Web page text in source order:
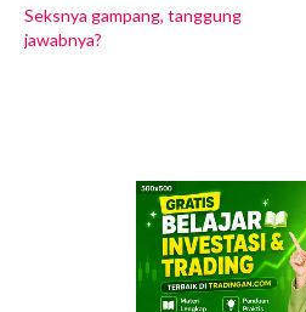
Seksnya gampang, tanggung
jawabnya?